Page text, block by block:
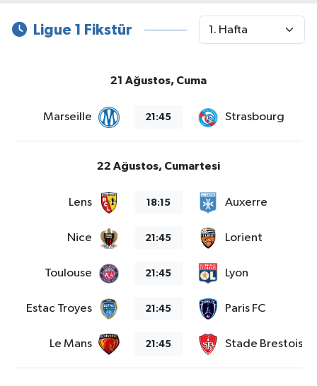
Ligue 1 Fikstür
21 Ağustos, Cuma
Marseille 21:45 Strasbourg
22 Ağustos, Cumartesi
Lens 18:15 Auxerre
Nice 21:45 Lorient
Toulouse 21:45 Lyon
Estac Troyes 21:45 Paris FC
Le Mans 21:45 Stade Brestois